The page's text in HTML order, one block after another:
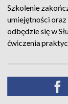
Szkolenie
umiejętności
odbędzie się w
ćwiczenia